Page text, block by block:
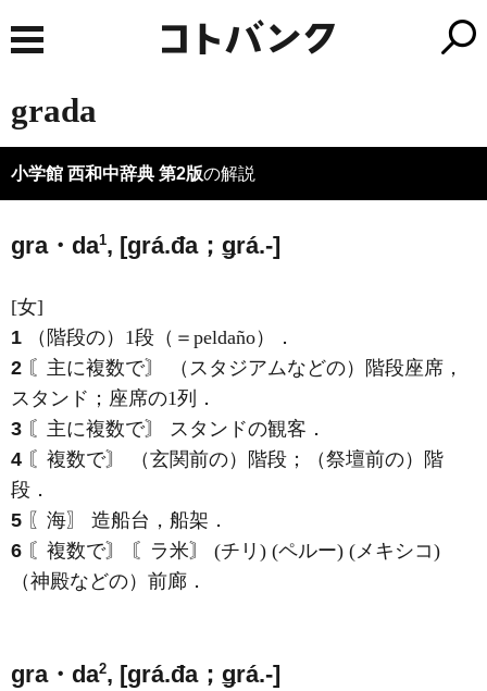
grada
小学館 西和中辞典 第2版の解説
gra・da1, [ɡrá.đa；ǥrá.-]
[女]
1 （階段の）1段（＝peldaño）．
2 〘主に複数で〙 （スタジアムなどの）階段座席，
スタンド；座席の1列．
3 〘主に複数で〙 スタンドの観客．
4 〘複数で〙 （玄関前の）階段；（祭壇前の）階
段．
5 〖海〗 造船台，船架．
6 〘複数で〙 〘ラ米〙 (チリ) (ペルー) (メキシコ)
（神殿などの）前廊．
gra・da2, [ɡrá.đa；ǥrá.-]